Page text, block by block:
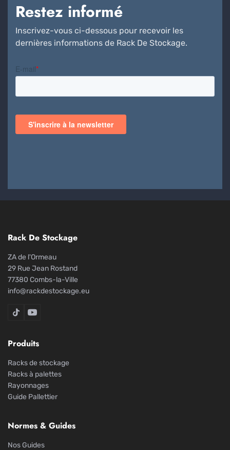
Restez informé
Inscrivez-vous ci-dessous pour recevoir les
dernières informations de Rack De Stockage.
Rack De Stockage
ZA de l'Ormeau
29 Rue Jean Rostand
77380 Combs-la-Ville
info@rackdestockage.eu
Rack De Stockage sur TikTok
Rack De Stockage sur YouTube
Produits
Racks de stockage
Racks à palettes
Rayonnages
Guide Pallettier
Normes & Guides
Nos Guides